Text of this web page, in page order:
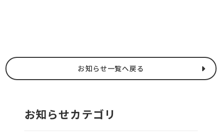
お知らせ一覧へ戻る
お知らせカテゴリ